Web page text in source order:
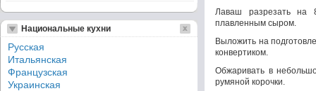
Лаваш разрезать на
плавленным сыром.
Выложить на
конвертиком.
Обжаривать в
румяной корочки.
Национальные кухни
Русская
Итальянская
Французская
Украинская